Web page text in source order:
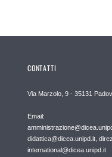
CONTATTI
Via Marzolo, 9 - 35131
Email:
didattica@dicea.unipd.it,
international@dicea.unipd.it